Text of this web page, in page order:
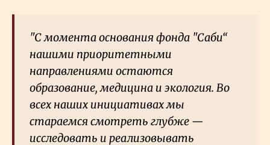
"С момента основания фонда "Саби“
нашими приоритетными
направлениями остаются
образование, медицина и экология. Во
всех наших инициативах мы
стараемся смотреть глубже —
исследовать и реализовывать